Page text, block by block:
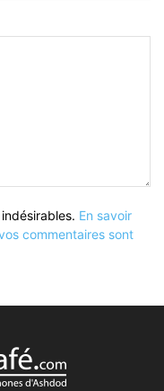
En savoir
commentaires sont